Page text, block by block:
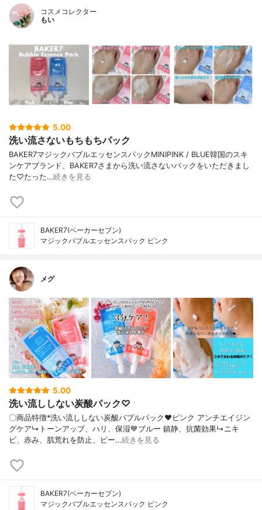
コスメコレクター
もい
5.00
洗い流さないもちもちパック
BAKER7マジックバブルエッセンスパックMINIPINK / BLUE韓国のスキ
ンケアブランド、BAKER7さまから洗い流さないパックをいただきまし
た♡たった…続きを見る
BAKER7(ベーカーセブン)
マジックバブルエッセンスパック ピンク
メグ
5.00
洗い流ししない炭酸パック♡
〇商品特徴*洗い流ししない炭酸バブルパック❤️ピンク アンチエイジン
グケア↳トーンアップ、ハリ、保湿💙ブルー 鎮静、抗菌効果↳ニキ
ビ、赤み、肌荒れを防止、ピー…続きを見る
BAKER7(ベーカーセブン)
マジックバブルエッセンスパック ピンク